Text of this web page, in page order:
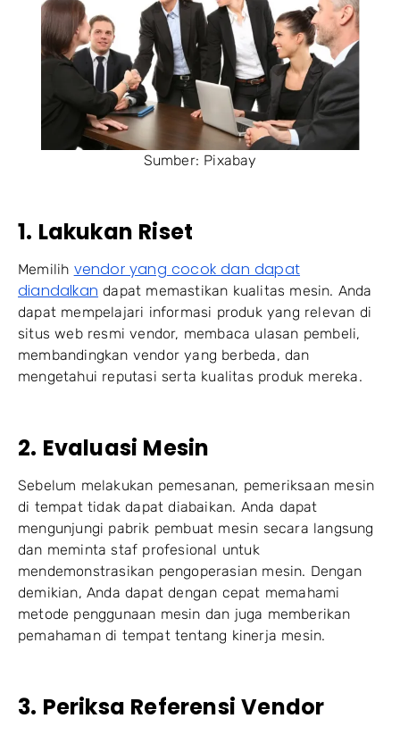
Sumber: Pixabay
1. Lakukan Riset
Memilih vendor yang cocok dan dapat
diandalkan dapat memastikan kualitas mesin. Anda
dapat mempelajari informasi produk yang relevan di
situs web resmi vendor, membaca ulasan pembeli,
membandingkan vendor yang berbeda, dan
mengetahui reputasi serta kualitas produk mereka.
2. Evaluasi Mesin
Sebelum melakukan pemesanan, pemeriksaan mesin
di tempat tidak dapat diabaikan. Anda dapat
mengunjungi pabrik pembuat mesin secara langsung
dan meminta staf profesional untuk
mendemonstrasikan pengoperasian mesin. Dengan
demikian, Anda dapat dengan cepat memahami
metode penggunaan mesin dan juga memberikan
pemahaman di tempat tentang kinerja mesin.
3. Periksa Referensi Vendor